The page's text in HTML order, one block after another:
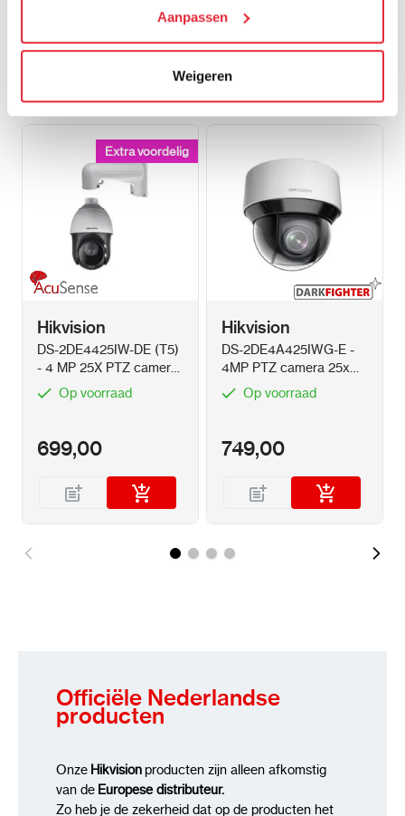
We werken samen met21 derden
die uw gegevens
kunnen ontvangen en verwerken.
Aanpassen
Weigeren
Andere klanten bestelde ook:
Extra voordelig
Extra voordelig
Hikvision
DS-2DE4425IW-DE (T5)
- 4 MP 25X PTZ camera
zoom 4.8 -- 120MM
Op voorraad
699,00
Hikvision
DS-2DE4A425IWG-E -
4MP PTZ camera 25x
Zoom 50m nachtzicht
Op voorraad
749,00
Officiële Nederlandse
producten
Onze Hikvisionproducten zijn alleen afkomstig
van de Europese distributeur.
Zo heb je de zekerheid dat op de producten het